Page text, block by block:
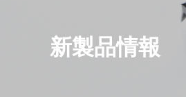
新製品情報